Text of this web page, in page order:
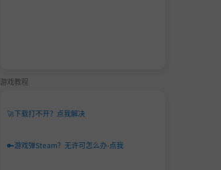
游戏教程
🚀下载打不开？点我解决
🔑游戏弹Steam？无许可怎么办-点我